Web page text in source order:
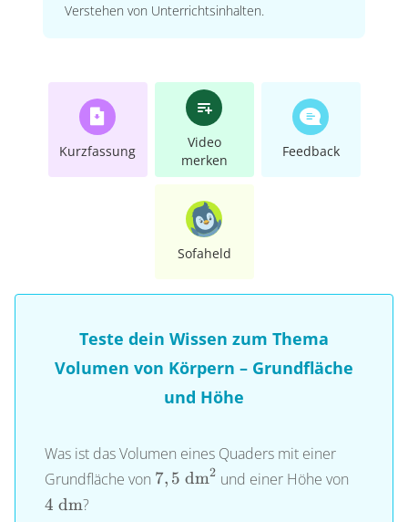
Verstehen von Unterrichtsinhalten.
Kurzfassung
Video
merken
Feedback
Sofaheld
Teste dein Wissen zum Thema
Volumen von Körpern – Grundfläche
und Höhe
Was ist das Volumen eines Quaders mit einer
Grundfläche von 7,5~\text{dm}^2
7, 5 dm2 und einer Höhe von
4 dm?